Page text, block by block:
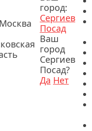
город:
Сергиев
Посад
Ваш
город
Сергиев
Посад?
Да Нет